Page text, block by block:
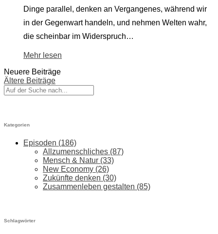
Dinge parallel, denken an Vergangenes, während wir
in der Gegenwart handeln, und nehmen Welten wahr,
die scheinbar im Widerspruch…
Mehr lesen
Neuere Beiträge
Ältere Beiträge
Kategorien
Episoden (186)
Allzumenschliches (87)
Mensch & Natur (33)
New Economy (26)
Zukünfte denken (30)
Zusammenleben gestalten (85)
Schlagwörter